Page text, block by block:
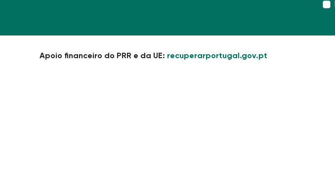
Apoio financeiro do PRR e da UE: recuperarportugal.gov.pt